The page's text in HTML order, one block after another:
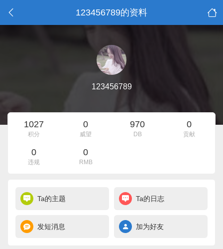
123456789的资料
123456789
1027
积分
0
威望
970
DB
0
贡献
0
违规
0
RMB
Ta的主题 Ta的日志
发短消息 加为好友